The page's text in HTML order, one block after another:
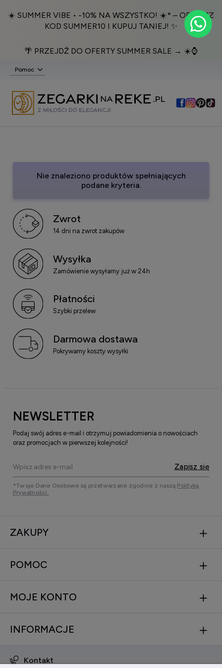
☀️ SUMMER VIBE • -10% NA WSZYSTKO! ☀️* – ODBIERZ
KOD SUMMER10 I KUPUJ TANIEJ! ✨
🌴 PRZEJDŹ DO OFERTY SUMMER SALE → ☀️⌚️
Pomoc
Nie znaleziono produktów spełniających
podane kryteria.
Zwrot
14 dni na zwrot zakupów
Wysyłka
Zamówienie wysyłamy już w 24h
Płatności
Szybki przelew
Darmowa dostawa
Pokrywamy koszty wysyłki
NEWSLETTER
Podaj swój adres e-mail i otrzymuj powiadomienia o nowościach
oraz promocjach w pierwszej kolejności!
Zapisz się
*Twoje Dane Osobowe są przetwarzane zgodnie z naszą Polityką
Prywatności.
ZAKUPY
POMOC
MOJE KONTO
INFORMACJE
Kontakt